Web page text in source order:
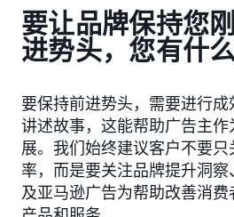
要让品牌保持您
进势头，您有什么
要保持前进势头，需要进行
讲述故事，这能帮助广告主
展。我们始终建议客户不要
率，而是要关注品牌提升洞
及亚马逊广告为帮助改善消